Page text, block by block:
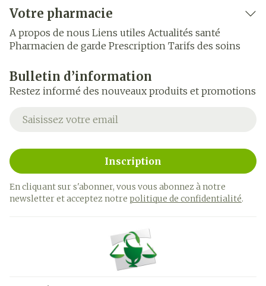
Votre pharmacie
A propos de nous Liens utiles Actualités santé
Pharmacien de garde Prescription Tarifs des soins
Bulletin d’information
Restez informé des nouveaux produits et promotions
Adresse mail
Inscription
En cliquant sur s'abonner, vous vous abonnez à notre
newsletter et acceptez notre politique de confidentialité.